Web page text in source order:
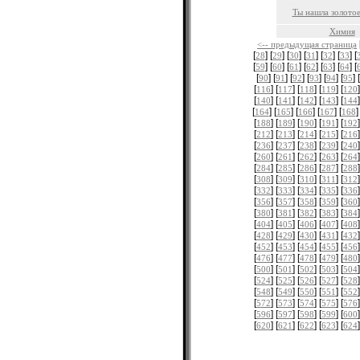
Ты нашла
Химия
<-- предыдущая страница
[28] [29] [30] [31] [32] [33] [
[59] [60] [61] [62] [63] [64] [
[90] [91] [92] [93] [94] [95] [
[116] [117] [118] [119] [120
[140] [141] [142] [143] [144
[164] [165] [166] [167] [168]
[188] [189] [190] [191] [192
[212] [213] [214] [215] [216
[236] [237] [238] [239] [240
[260] [261] [262] [263] [264
[284] [285] [286] [287] [288
[308] [309] [310] [311] [312
[332] [333] [334] [335] [336
[356] [357] [358] [359] [360
[380] [381] [382] [383] [384
[404] [405] [406] [407] [408
[428] [429] [430] [431] [432
[452] [453] [454] [455] [456
[476] [477] [478] [479] [480
[500] [501] [502] [503] [504
[524] [525] [526] [527] [528
[548] [549] [550] [551] [552
[572] [573] [574] [575] [576
[596] [597] [598] [599] [600
[620] [621] [622] [623] [624